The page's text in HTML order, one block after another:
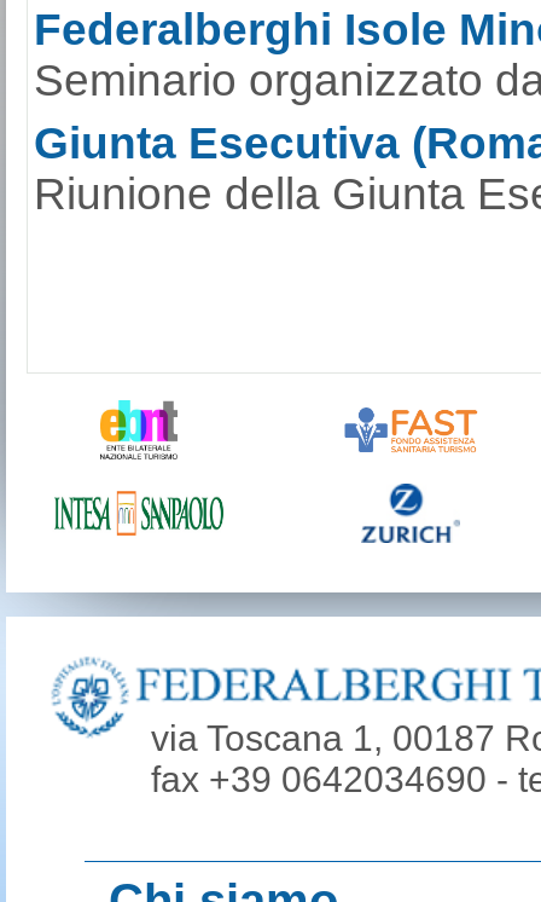
Federalberghi Isole
Seminario organizzato
Giunta Esecutiva
Riunione della Giunta
via Toscana 1, 00187
fax +39 0642034690 -